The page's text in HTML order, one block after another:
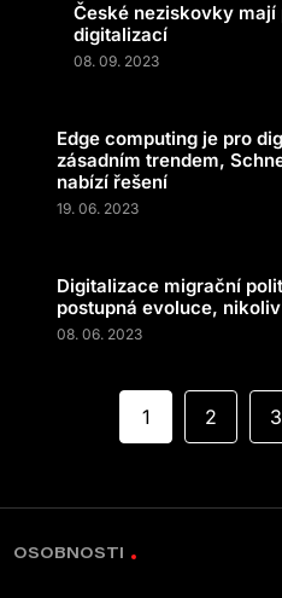
České neziskovky mají
digitalizací
08. 09. 2023
Edge computing je pro
zásadním trendem,
nabízí řešení
19. 06. 2023
Digitalizace migrační
postupná evoluce,
08. 06. 2023
1 2 3
OSOBNOSTI